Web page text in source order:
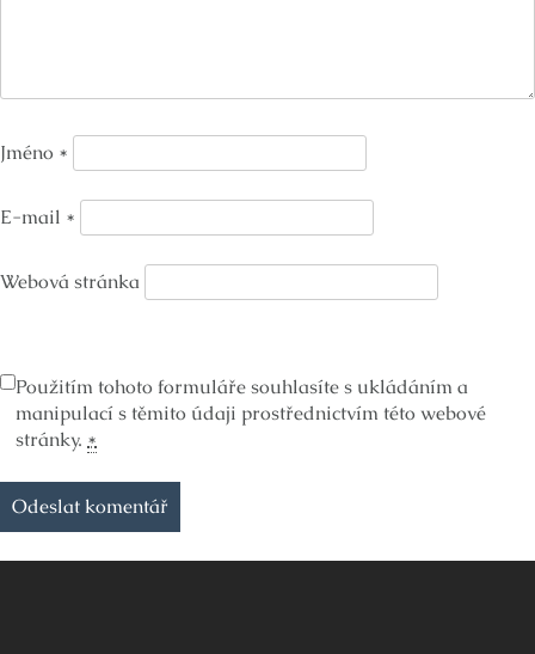
Jméno *
E-mail *
Webová stránka
Použitím tohoto formuláře souhlasíte s ukládáním a
manipulací s těmito údaji prostřednictvím této webové
stránky. *